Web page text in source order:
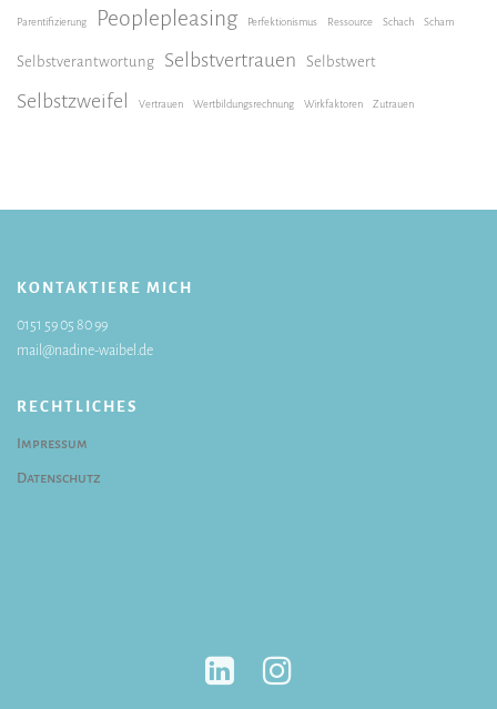
Parentifizierung Peoplepleasing Perfektionismus Ressource Schach Scham
Selbstverantwortung Selbstvertrauen Selbstwert
Selbstzweifel Vertrauen Wertbildungsrechnung Wirkfaktoren Zutrauen
KONTAKTIERE MICH
0151 59 05 80 99
mail@nadine-waibel.de
RECHTLICHES
Impressum
Datenschutz